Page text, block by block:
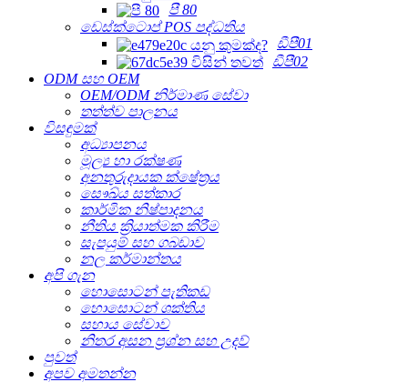
පී 80
ඩෙස්ක්ටොප් POS පද්ධතිය
ඩීපී01
ඩීපී02
ODM සහ OEM
OEM/ODM නිර්මාණ සේවා
තත්ත්ව පාලනය
විසඳුමක්
අධ්‍යාපනය
මූල්‍ය හා රක්ෂණ
අනතුරුදායක ක්ෂේත්‍රය
සෞඛ්ය සත්කාර
කාර්මික නිෂ්පාදනය
නීතිය ක්‍රියාත්මක කිරීම
සැපයුම් සහ ගබඩාව
නල කර්මාන්තය
අපි ගැන
හොසොටන් පැතිකඩ
හොසොටන් ශක්තිය
සහාය සේවාව
නිතර අසන ප්‍රශ්න සහ උදව්
පුවත්
අපව අමතන්න